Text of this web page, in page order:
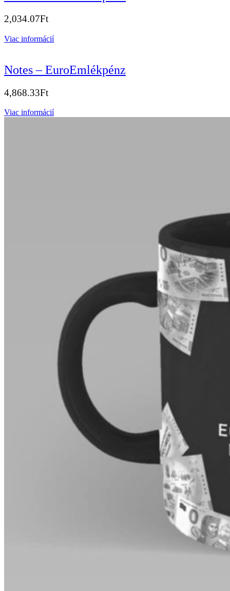
2,034.07Ft
Viac informácií
Notes – EuroEmlékpénz
4,868.33Ft
Viac informácií